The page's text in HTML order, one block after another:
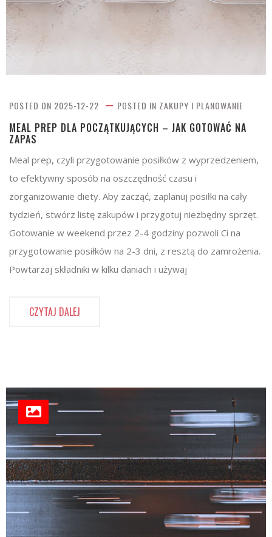
POSTED ON 2025-12-22 POSTED IN ZAKUPY I PLANOWANIE
MEAL PREP DLA POCZĄTKUJĄCYCH – JAK GOTOWAĆ NA
ZAPAS
Meal prep, czyli przygotowanie posiłków z wyprzedzeniem,
to efektywny sposób na oszczędność czasu i
zorganizowanie diety. Aby zacząć, zaplanuj posiłki na cały
tydzień, stwórz listę zakupów i przygotuj niezbędny sprzęt.
Gotowanie w weekend przez 2-4 godziny pozwoli Ci na
przygotowanie posiłków na 2-3 dni, z resztą do zamrożenia.
Powtarzaj składniki w kilku daniach i używaj
CZYTAJ DALEJ